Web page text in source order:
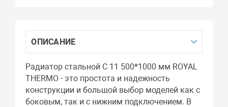
ОПИСАНИЕ
Радиатор стальной C 11 500*1000 мм ROYAL
THERMO - это простота и надежность
конструкции и большой выбор моделей как с
боковым, так и с нижним подключением. В